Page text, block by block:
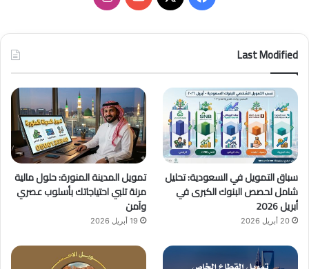
ب
ك
u
T
u
b
e
ت
ق
ر
ا
م
Last Modified
سباق التمويل في السعودية: تحليل
شامل لحصص البنوك الكبرى في
أبريل 2026
20 أبريل 2026
تمويل المدينة المنورة: حلول مالية
مرنة تلبي احتياجاتك بأسلوب عصري
وآمن
19 أبريل 2026